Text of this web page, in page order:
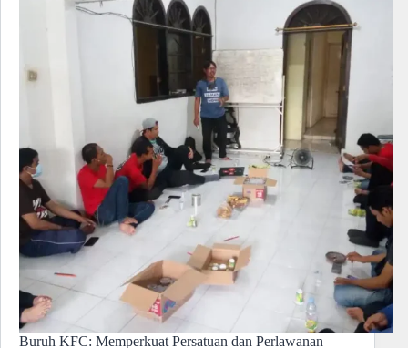
Buruh KFC: Memperkuat Persatuan dan Perlawanan